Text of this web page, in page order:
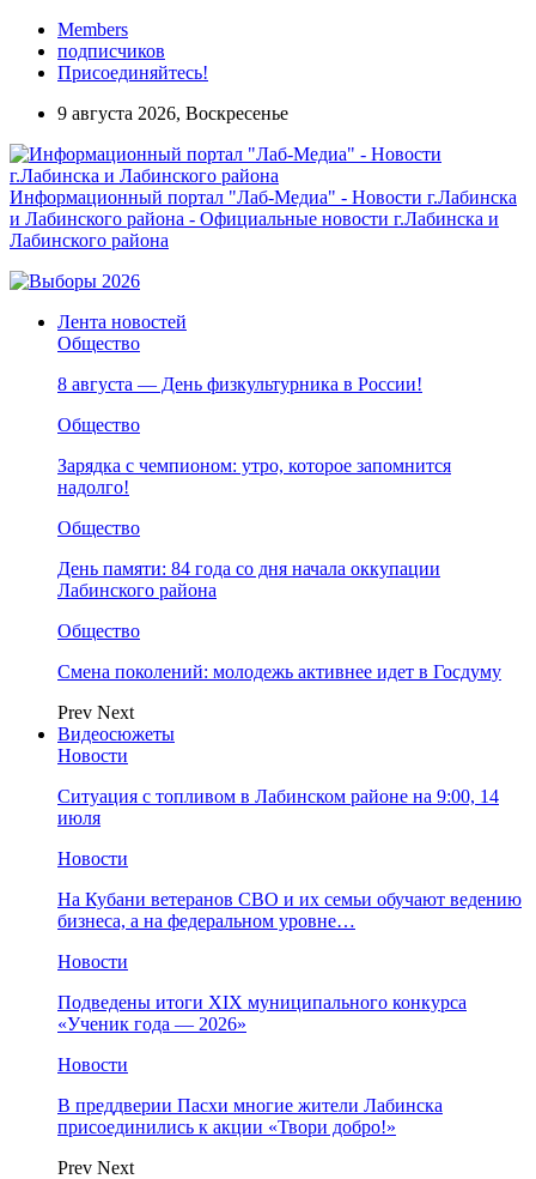
Members
подписчиков
Присоединяйтесь!
9 августа 2026, Воскресенье
Информационный портал "Лаб-Медиа" - Новости г.Лабинска
и Лабинского района - Официальные новости г.Лабинска и
Лабинского района
Лента новостей
Общество
8 августа — День физкультурника в России!
Общество
Зарядка с чемпионом: утро, которое запомнится
надолго!
Общество
День памяти: 84 года со дня начала оккупации
Лабинского района
Общество
Смена поколений: молодежь активнее идет в Госдуму
Prev Next
Видеосюжеты
Новости
Ситуация с топливом в Лабинском районе на 9:00, 14
июля
Новости
На Кубани ветеранов СВО и их семьи обучают ведению
бизнеса, а на федеральном уровне…
Новости
Подведены итоги XIX муниципального конкурса
«Ученик года — 2026»
Новости
В преддверии Пасхи многие жители Лабинска
присоединились к акции «Твори добро!»
Prev Next